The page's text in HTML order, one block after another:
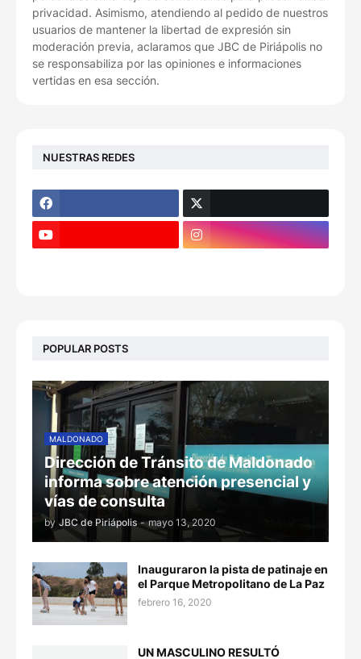
privacidad. Asimismo, atendiendo al pedido de nuestros
usuarios de mantener la libertad de expresión sin
moderación previa, aclaramos que JBC de Piriápolis no
se responsabiliza por las opiniones e informaciones
vertidas en esa sección.
NUESTRAS REDES
POPULAR POSTS
MALDONADO
Dirección de Tránsito de Maldonado
informa sobre atención presencial y
vías de consulta
by JBC de Piriápolis - mayo 13, 2020
Inauguraron la pista de patinaje en
el Parque Metropolitano de La Paz
febrero 16, 2020
UN MASCULINO RESULTÓ